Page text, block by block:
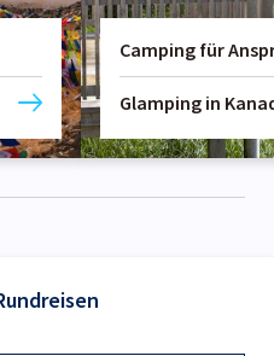
Camping für
Glamping in